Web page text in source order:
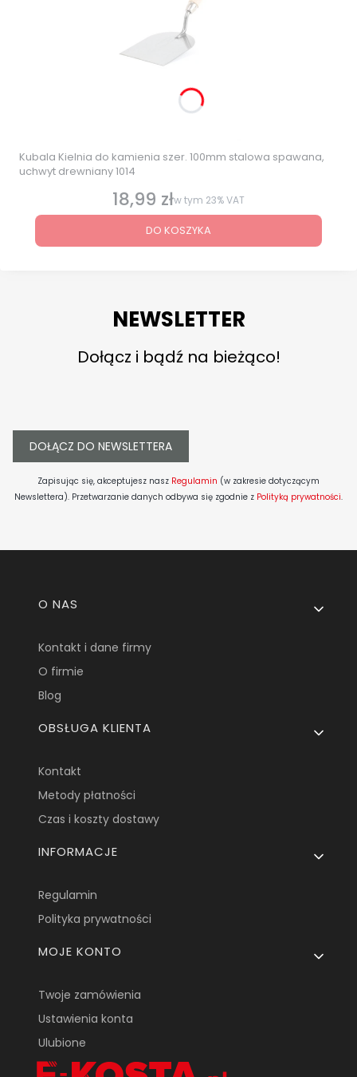
Kubala Kielnia do kamienia szer. 100mm stalowa spawana,
uchwyt drewniany 1014
Cena brutto
18,99 złw tym 23%VAT
DO KOSZYKA
NEWSLETTER
Dołącz i bądź na bieżąco!
DOŁĄCZ DO NEWSLETTERA
Zapisując się, akceptujesz nasz Regulamin (w zakresie dotyczącym
Newslettera). Przetwarzanie danych odbywa się zgodnie z Polityką prywatności.
Linki w stopce
O NAS
Kontakt i dane firmy
O firmie
Blog
OBSŁUGA KLIENTA
Kontakt
Metody płatności
Czas i koszty dostawy
INFORMACJE
Regulamin
Polityka prywatności
MOJE KONTO
Twoje zamówienia
Ustawienia konta
Ulubione